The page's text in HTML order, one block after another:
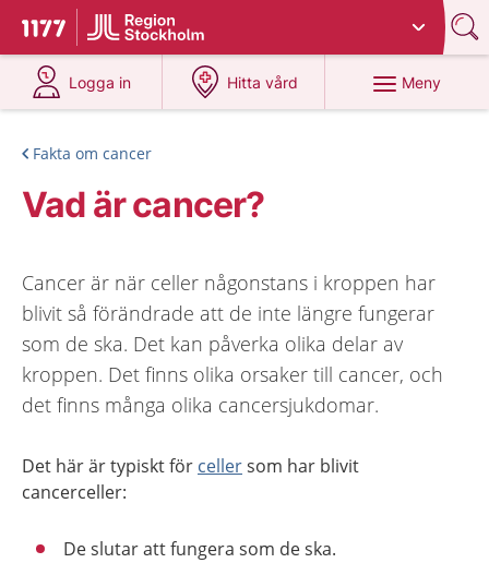
Till startsidan för 1177
Du har valt region
Logga in
på 1177.se
Hitta vård
på 1177.se
Meny
Fakta om cancer
Vad är cancer?
Cancer är när celler någonstans i kroppen har
blivit så förändrade att de inte längre fungerar
som de ska. Det kan påverka olika delar av
kroppen. Det finns olika orsaker till cancer, och
det finns många olika cancersjukdomar.
Det här är typiskt för cellersom har blivit
cancerceller:
De slutar att fungera som de ska.